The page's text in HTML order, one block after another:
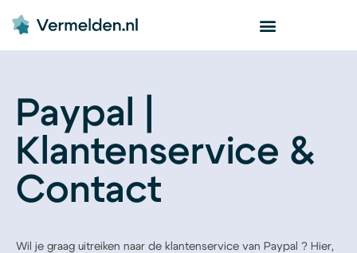
Paypal |
Klantenservice &
Contact
Wil je graag uitreiken naar de klantenservice van Paypal ? Hier,